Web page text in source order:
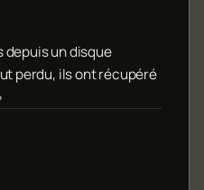
depuis un disque
perdu, ils ont récupéré